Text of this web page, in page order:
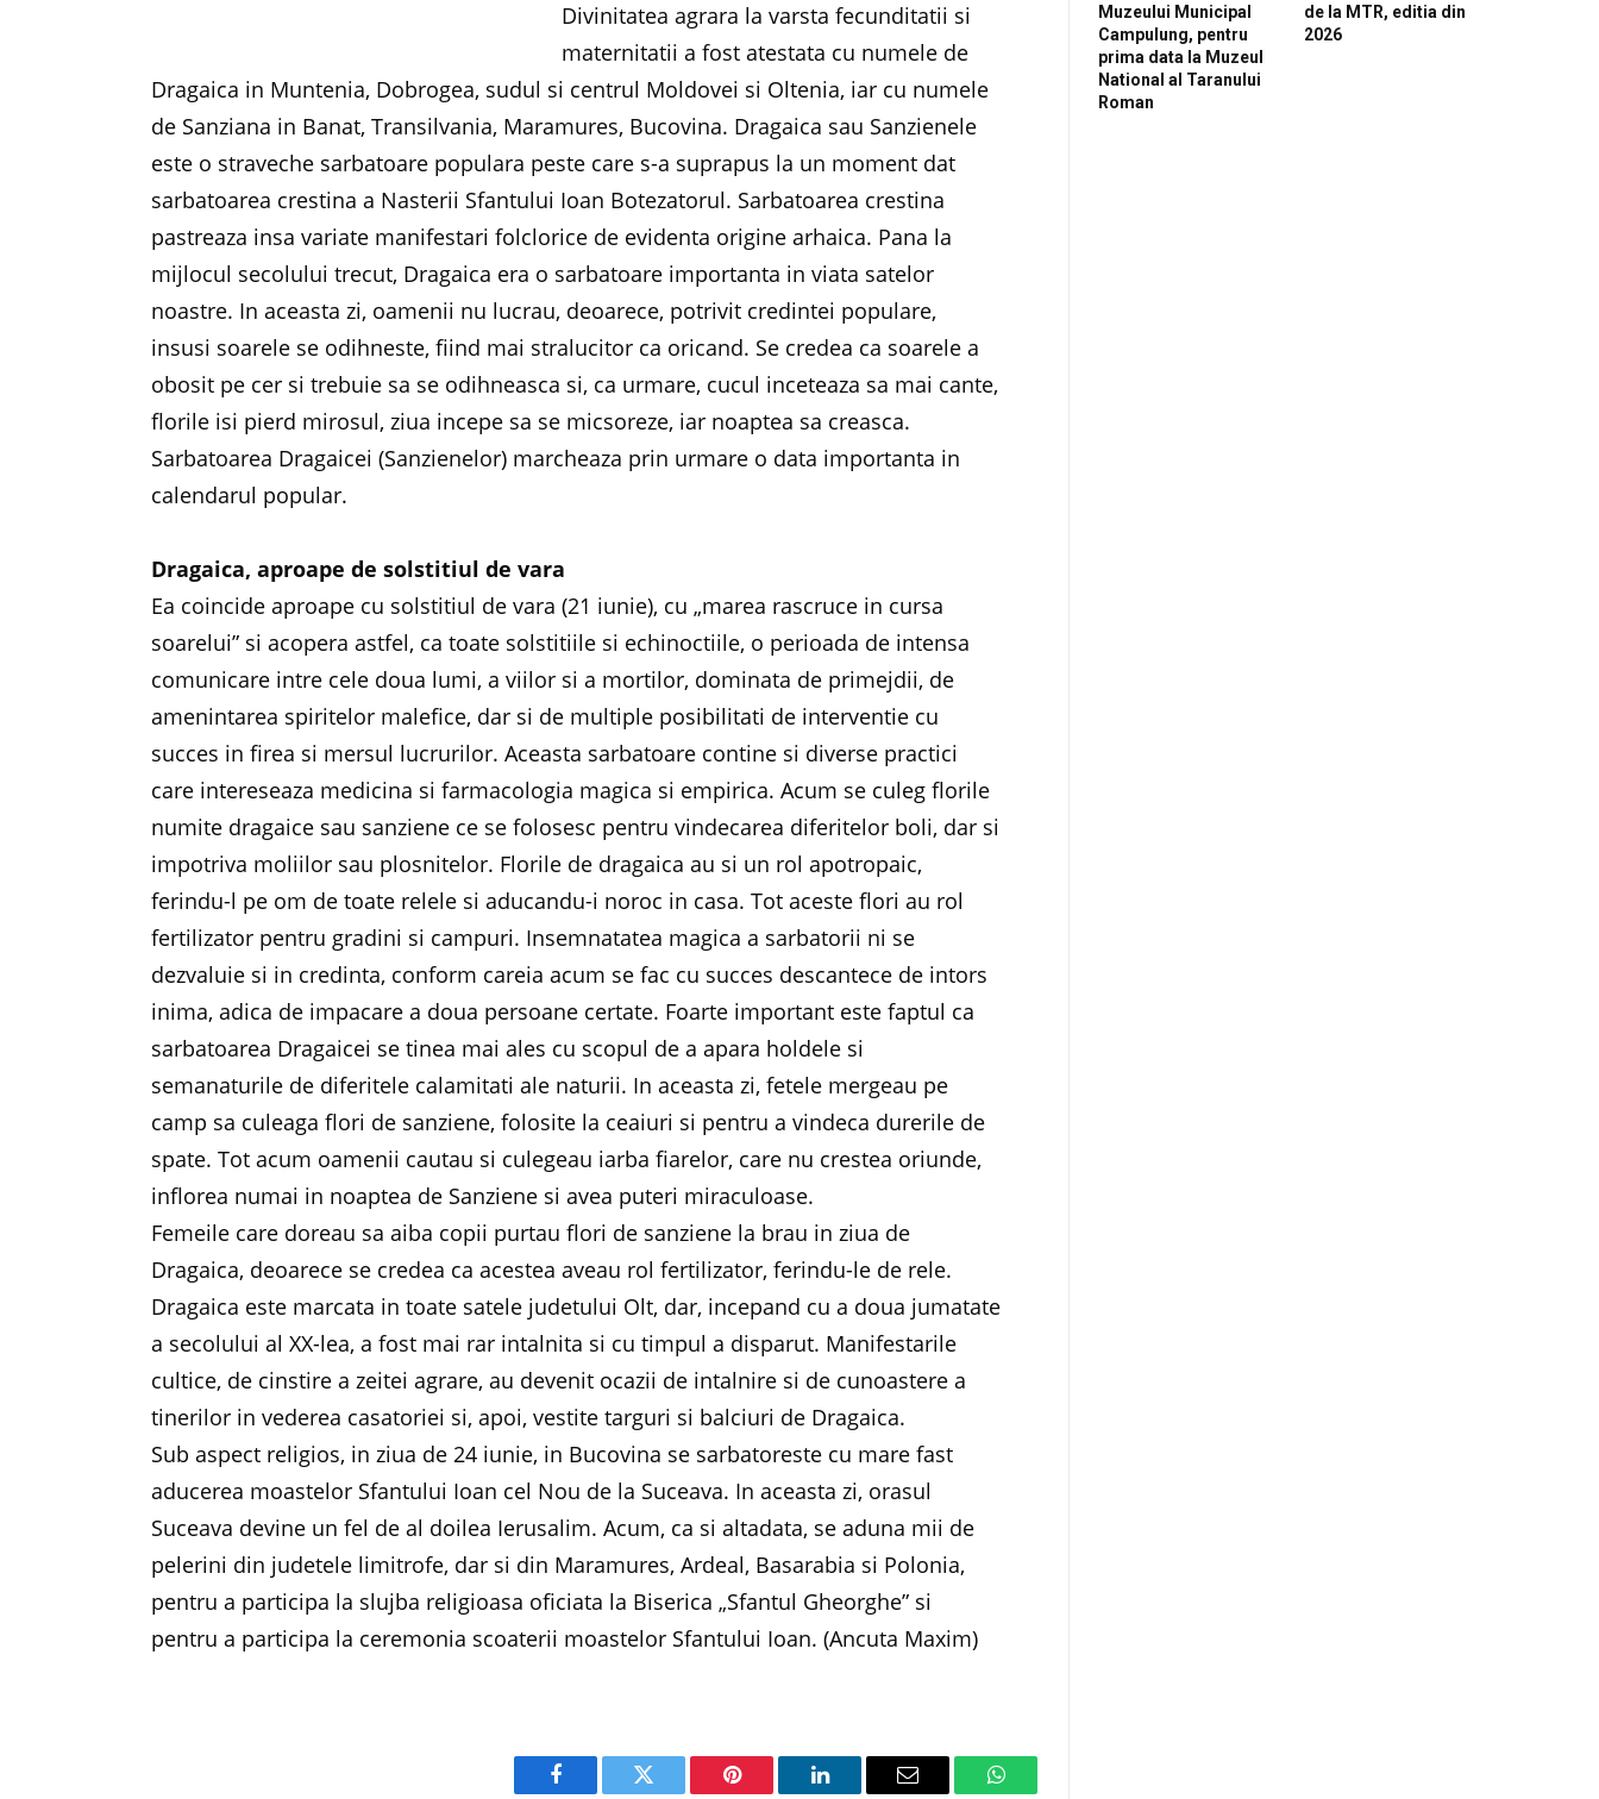
Divinitatea agrara la varsta fecunditatii si
maternitatii a fost atestata cu numele de
Dragaica in Muntenia, Dobrogea, sudul si centrul Moldovei si Oltenia, iar cu numele
de Sanziana in Banat, Transilvania, Maramures, Bucovina. Dragaica sau Sanzienele
este o straveche sarbatoare populara peste care s-a suprapus la un moment dat
sarbatoarea crestina a Nasterii Sfantului Ioan Botezatorul. Sarbatoarea crestina
pastreaza insa variate manifestari folclorice de evidenta origine arhaica. Pana la
mijlocul secolului trecut, Dragaica era o sarbatoare importanta in viata satelor
noastre. In aceasta zi, oamenii nu lucrau, deoarece, potrivit credintei populare,
insusi soarele se odihneste, fiind mai stralucitor ca oricand. Se credea ca soarele a
obosit pe cer si trebuie sa se odihneasca si, ca urmare, cucul inceteaza sa mai cante,
florile isi pierd mirosul, ziua incepe sa se micsoreze, iar noaptea sa creasca.
Sarbatoarea Dragaicei (Sanzienelor) marcheaza prin urmare o data importanta in
calendarul popular.
Dragaica, aproape de solstitiul de vara
Ea coincide aproape cu solstitiul de vara (21 iunie), cu „marea rascruce in cursa
soarelui” si acopera astfel, ca toate solstitiile si echinoctiile, o perioada de intensa
comunicare intre cele doua lumi, a viilor si a mortilor, dominata de primejdii, de
amenintarea spiritelor malefice, dar si de multiple posibilitati de interventie cu
succes in firea si mersul lucrurilor. Aceasta sarbatoare contine si diverse practici
care intereseaza medicina si farmacologia magica si empirica. Acum se culeg florile
numite dragaice sau sanziene ce se folosesc pentru vindecarea diferitelor boli, dar si
impotriva moliilor sau plosnitelor. Florile de dragaica au si un rol apotropaic,
ferindu-l pe om de toate relele si aducandu-i noroc in casa. Tot aceste flori au rol
fertilizator pentru gradini si campuri. Insemnatatea magica a sarbatorii ni se
dezvaluie si in credinta, conform careia acum se fac cu succes descantece de intors
inima, adica de impacare a doua persoane certate. Foarte important este faptul ca
sarbatoarea Dragaicei se tinea mai ales cu scopul de a apara holdele si
semanaturile de diferitele calamitati ale naturii. In aceasta zi, fetele mergeau pe
camp sa culeaga flori de sanziene, folosite la ceaiuri si pentru a vindeca durerile de
spate. Tot acum oamenii cautau si culegeau iarba fiarelor, care nu crestea oriunde,
inflorea numai in noaptea de Sanziene si avea puteri miraculoase.
Femeile care doreau sa aiba copii purtau flori de sanziene la brau in ziua de
Dragaica, deoarece se credea ca acestea aveau rol fertilizator, ferindu-le de rele.
Dragaica este marcata in toate satele judetului Olt, dar, incepand cu a doua jumatate
a secolului al XX-lea, a fost mai rar intalnita si cu timpul a disparut. Manifestarile
cultice, de cinstire a zeitei agrare, au devenit ocazii de intalnire si de cunoastere a
tinerilor in vederea casatoriei si, apoi, vestite targuri si balciuri de Dragaica.
Sub aspect religios, in ziua de 24 iunie, in Bucovina se sarbatoreste cu mare fast
aducerea moastelor Sfantului Ioan cel Nou de la Suceava. In aceasta zi, orasul
Suceava devine un fel de al doilea Ierusalim. Acum, ca si altadata, se aduna mii de
pelerini din judetele limitrofe, dar si din Maramures, Ardeal, Basarabia si Polonia,
pentru a participa la slujba religioasa oficiata la Biserica „Sfantul Gheorghe” si
pentru a participa la ceremonia scoaterii moastelor Sfantului Ioan. (Ancuta Maxim)
Facebook Twitter Pinterest LinkedIn Email WhatsApp
Muzeului Municipal
Campulung, pentru
prima data la Muzeul
National al Taranului
Roman
de la MTR, editia din
2026